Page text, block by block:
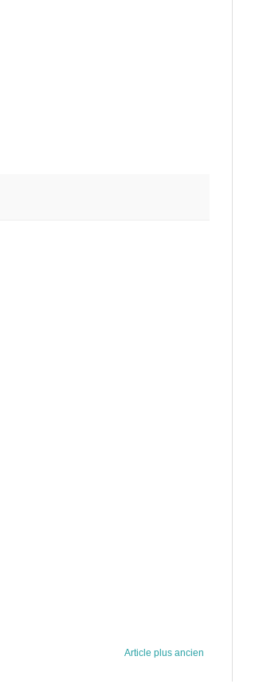
Article plus ancien